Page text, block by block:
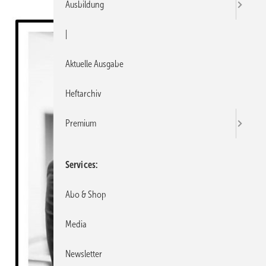
Ausbildung
Aktuelle Ausgabe
Heftarchiv
Premium
Services
Abo & Shop
Media
Newsletter